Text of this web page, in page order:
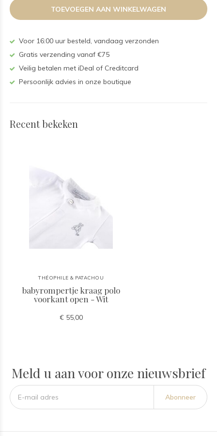
TOEVOEGEN AAN WINKELWAGEN
Voor 16:00 uur besteld, vandaag verzonden
Gratis verzending vanaf €75
Veilig betalen met iDeal of Creditcard
Persoonlijk advies in onze boutique
Recent bekeken
THÉOPHILE & PATACHOU
babyrompertje kraag polo
voorkant open - Wit
€ 55,00
Meld u aan voor onze nieuwsbrief
Abonneer